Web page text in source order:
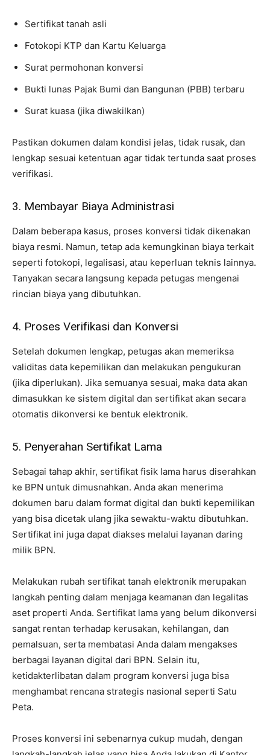
Sertifikat tanah asli
Fotokopi KTP dan Kartu Keluarga
Surat permohonan konversi
Bukti lunas Pajak Bumi dan Bangunan (PBB) terbaru
Surat kuasa (jika diwakilkan)
Pastikan dokumen dalam kondisi jelas, tidak rusak, dan
lengkap sesuai ketentuan agar tidak tertunda saat proses
verifikasi.
3. Membayar Biaya Administrasi
Dalam beberapa kasus, proses konversi tidak dikenakan
biaya resmi. Namun, tetap ada kemungkinan biaya terkait
seperti fotokopi, legalisasi, atau keperluan teknis lainnya.
Tanyakan secara langsung kepada petugas mengenai
rincian biaya yang dibutuhkan.
4. Proses Verifikasi dan Konversi
Setelah dokumen lengkap, petugas akan memeriksa
validitas data kepemilikan dan melakukan pengukuran
(jika diperlukan). Jika semuanya sesuai, maka data akan
dimasukkan ke sistem digital dan sertifikat akan secara
otomatis dikonversi ke bentuk elektronik.
5. Penyerahan Sertifikat Lama
Sebagai tahap akhir, sertifikat fisik lama harus diserahkan
ke BPN untuk dimusnahkan. Anda akan menerima
dokumen baru dalam format digital dan bukti kepemilikan
yang bisa dicetak ulang jika sewaktu-waktu dibutuhkan.
Sertifikat ini juga dapat diakses melalui layanan daring
milik BPN.
Melakukan rubah sertifikat tanah elektronik merupakan
langkah penting dalam menjaga keamanan dan legalitas
aset properti Anda. Sertifikat lama yang belum dikonversi
sangat rentan terhadap kerusakan, kehilangan, dan
pemalsuan, serta membatasi Anda dalam mengakses
berbagai layanan digital dari BPN. Selain itu,
ketidakterlibatan dalam program konversi juga bisa
menghambat rencana strategis nasional seperti Satu
Peta.
Proses konversi ini sebenarnya cukup mudah, dengan